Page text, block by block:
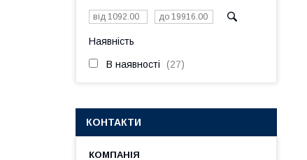
Наявність
В наявності 27
КОНТАКТИ